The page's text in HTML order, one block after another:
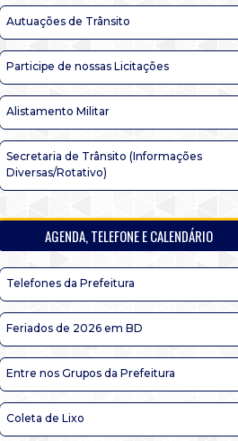
Autuações de Trânsito
Participe de nossas Licitações
Alistamento Militar
Secretaria de Trânsito (Informações
Diversas/Rotativo)
AGENDA, TELEFONE E CALENDÁRIO
Telefones da Prefeitura
Feriados de 2026 em BD
Entre nos Grupos da Prefeitura
Coleta de Lixo